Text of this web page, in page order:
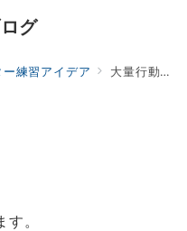
グ
ー練習アイデア 大量行動の真相
。